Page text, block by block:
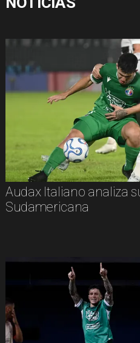
Audax Italiano analiza
Sudamericana